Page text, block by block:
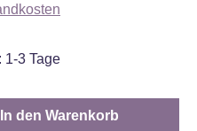
1-3 Tage
gewünschten
In den Warenkorb